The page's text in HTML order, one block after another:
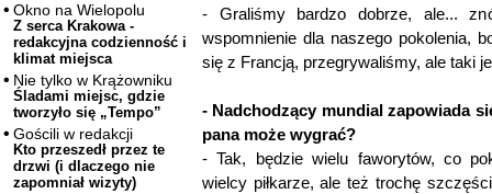
Okno na Wielopolu
Z serca Krakowa -
redakcyjna codzienność i
klimat miejsca
Nie tylko w Krążowniku
Śladami miejsc, gdzie
tworzyło się „Tempo”
Gościli w redakcji
Kto przeszedł przez te
drzwi (i dlaczego nie
zapomniał wizyty)
- Graliśmy bardzo dobrze, ale...
wspomnienie dla naszego pokolenia,
się z Francją, przegrywaliśmy, ale taki
- Nadchodzący mundial zapowiada
pana może wygrać?
- Tak, będzie wielu faworytów, co
wielcy piłkarze, ale też trochę